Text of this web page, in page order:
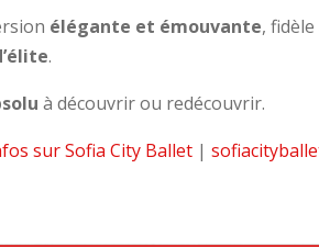
élégante et émouvante,
.
à découvrir ou redécouvrir.
sur Sofia City Ballet |